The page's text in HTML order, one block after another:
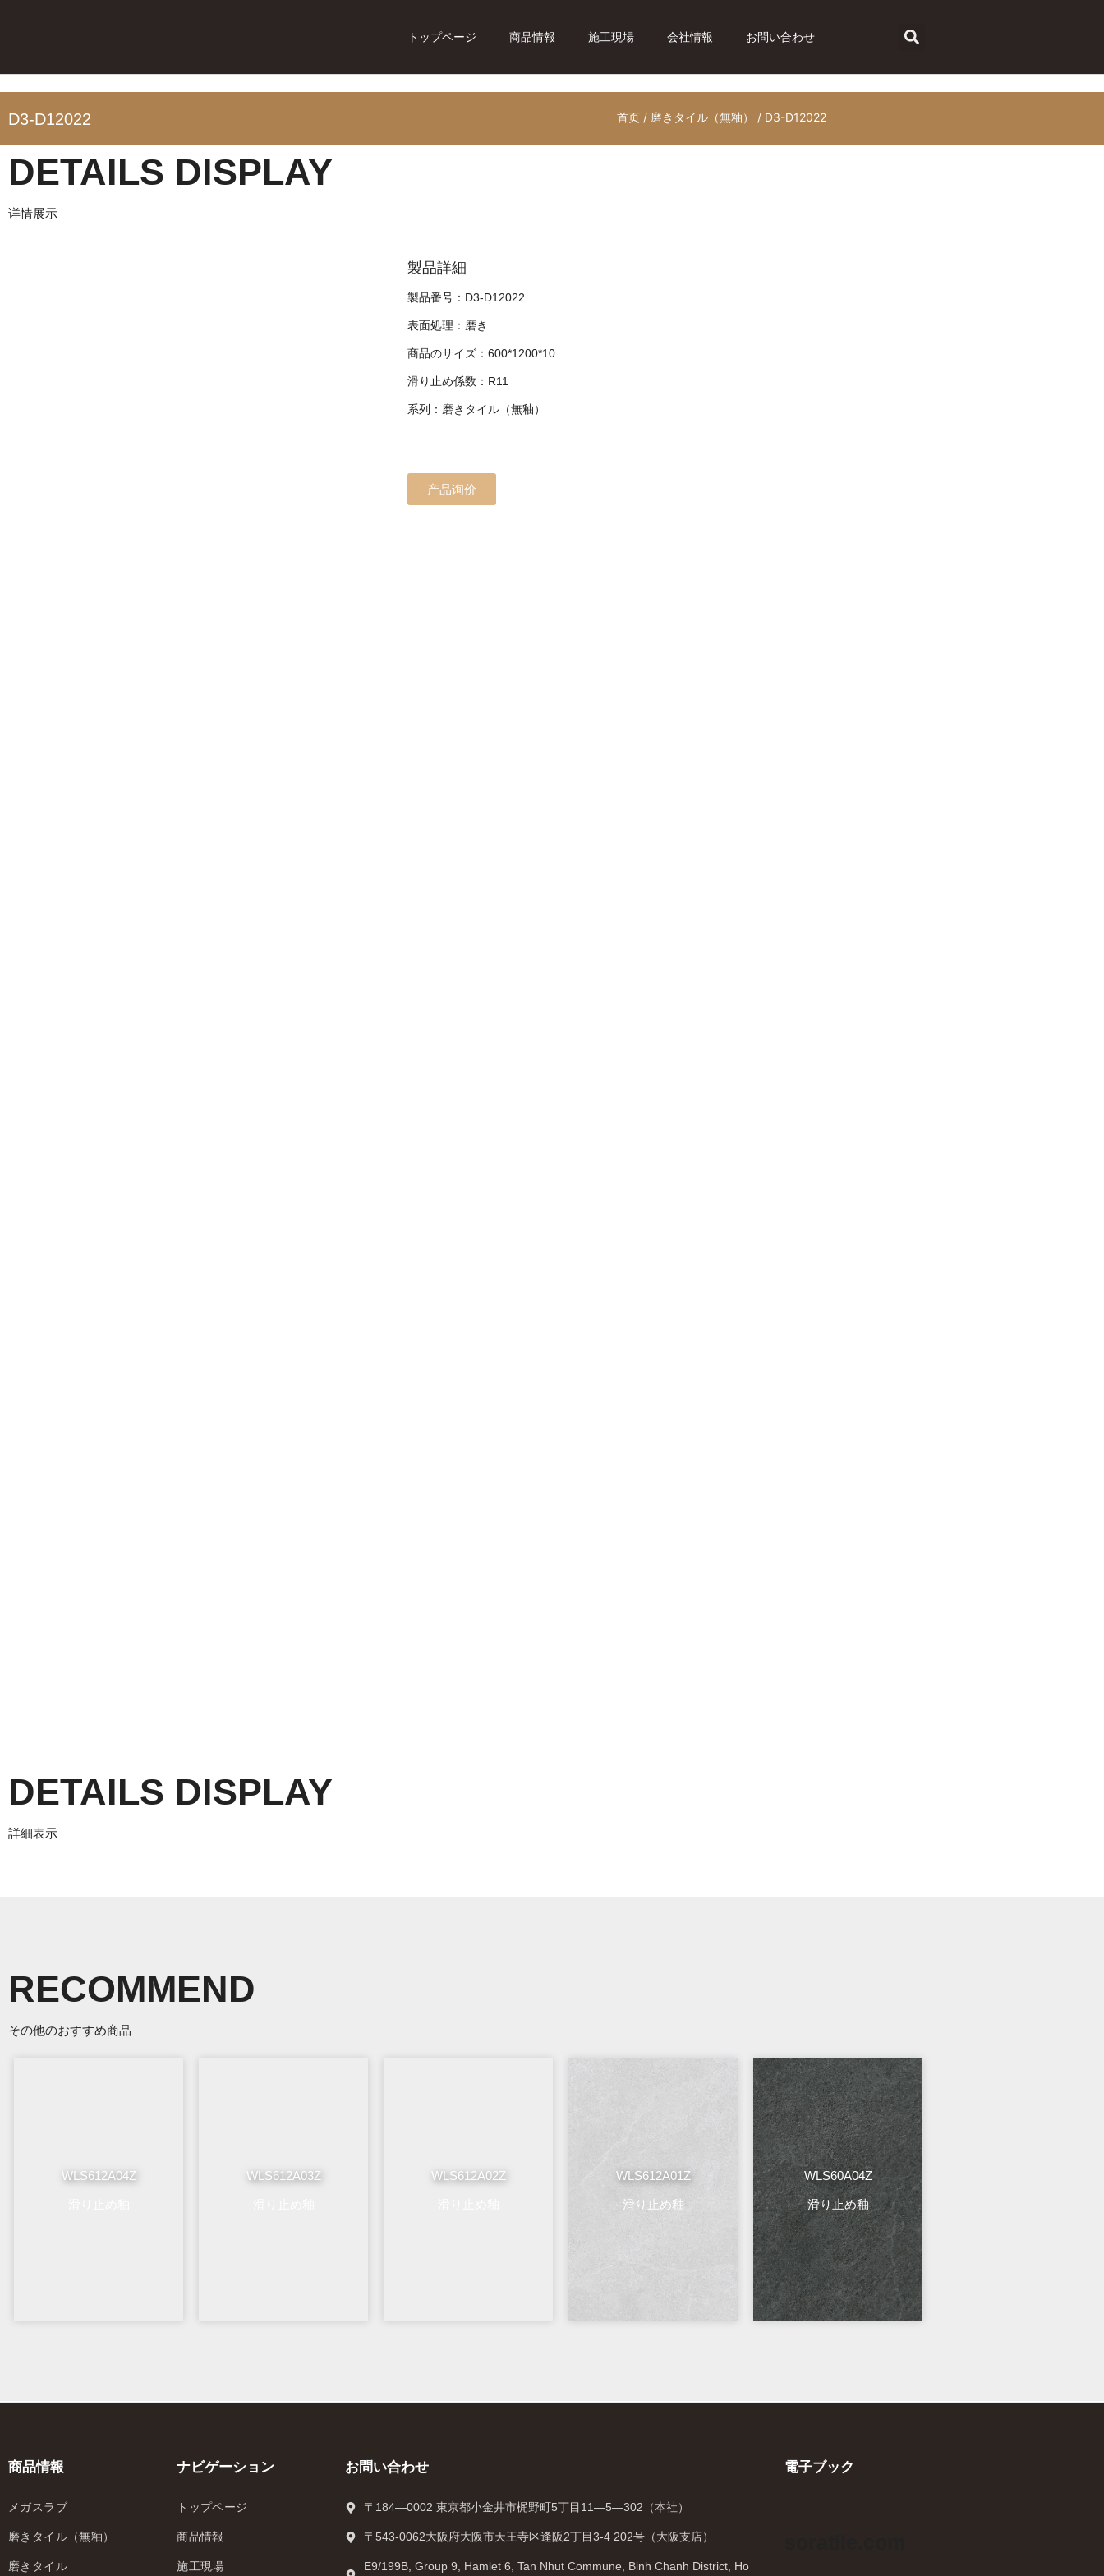
トップページ 商品情報 施工現場 会社情報 お問い合わせ
D3-D12022 首页 / 磨きタイル（無釉） / D3-D12022
DETAILS DISPLAY
详情展示
製品詳細
製品番号：D3-D12022
表面処理：磨き
商品のサイズ：600*1200*10
滑り止め係数：R11
系列：磨きタイル（無釉）
产品询价
DETAILS DISPLAY
詳細表示
RECOMMEND
その他のおすすめ商品
WLS612A04Z WLS612A03Z WLS612A02Z WLS612A01Z
滑り止め釉
WLS60A04Z
滑り止め釉
商品情報
メガスラブ
磨きタイル（無釉）
磨きタイル
ナビゲーション
トップページ
商品情報
施工現場
お問い合わせ
〒184—0002 東京都小金井市梶野町5丁目11—5—302（本社）
〒543-0062大阪府大阪市天王寺区逢阪2丁目3-4 202号（大阪支店）
E9/199B, Group 9, Hamlet 6, Tan Nhut Commune, Binh Chanh District, Ho
電子ブック